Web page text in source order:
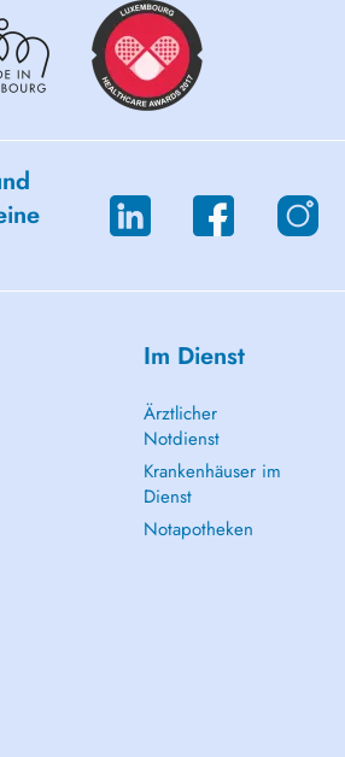
Im Dienst
Ärztlicher
Notdienst
Krankenhäuser im
Dienst
Notapotheken